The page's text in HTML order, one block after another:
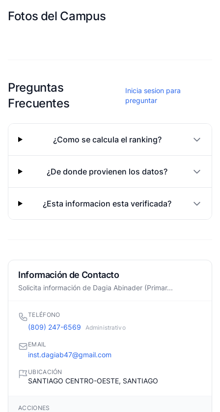
Fotos del Campus
Preguntas
Frecuentes
Inicia sesion para
preguntar
¿Como se calcula el ranking?
¿De donde provienen los datos?
¿Esta informacion esta verificada?
Información de Contacto
Solicita información de Dagia Abinader (Primar...
TELÉFONO
(809) 247-6569 Administrativo
EMAIL
inst.dagiab47@gmail.com
UBICACIÓN
SANTIAGO CENTRO-OESTE, SANTIAGO
ACCIONES